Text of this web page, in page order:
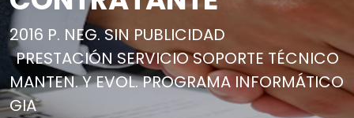
2016 P. NEG. SIN PUBLICIDAD
PRESTACIÓN SERVICIO SOPORTE TÉCNICO
MANTEN. Y EVOL. PROGRAMA INFORMÁTICO
GIA